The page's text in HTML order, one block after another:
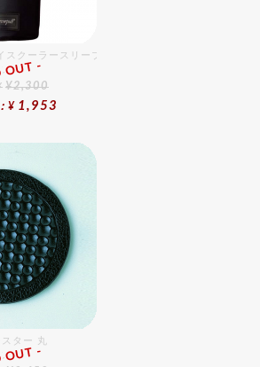
スクーラースリーブ ブラック
ｷﾝｸﾞ
¥2,300
¥ 1,953
OUT -
スター 丸
ｷﾝｸﾞ
OUT -